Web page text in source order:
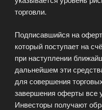
торговли.
Подписавшийся на
который поступает на
при наступлении
дальнейшем эти
для совершения
завершения оферты все
Инвесторы получают